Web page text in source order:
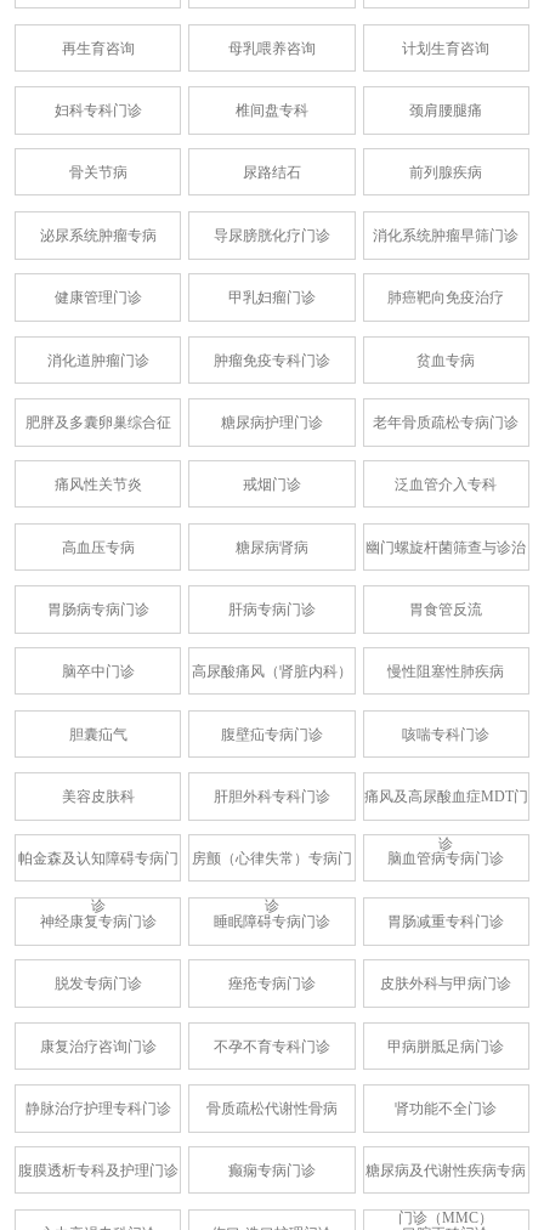
再生育咨询 母乳喂养咨询 计划生育咨询
妇科专科门诊 椎间盘专科 颈肩腰腿痛
骨关节病 尿路结石 前列腺疾病
泌尿系统肿瘤专病 导尿膀胱化疗门诊 消化系统肿瘤早筛门诊
健康管理门诊 甲乳妇瘤门诊 肺癌靶向免疫治疗
消化道肿瘤门诊 肿瘤免疫专科门诊 贫血专病
肥胖及多囊卵巢综合征 糖尿病护理门诊 老年骨质疏松专病门诊
痛风性关节炎 戒烟门诊 泛血管介入专科
高血压专病 糖尿病肾病 幽门螺旋杆菌筛查与诊治
胃肠病专病门诊 肝病专病门诊 胃食管反流
脑卒中门诊 高尿酸痛风（肾脏内科） 慢性阻塞性肺疾病
胆囊疝气 腹壁疝专病门诊 咳喘专科门诊
美容皮肤科 肝胆外科专科门诊 痛风及高尿酸血症MDT门
诊
帕金森及认知障碍专病门
诊
房颤（心律失常）专病门
诊
脑血管病专病门诊
神经康复专病门诊 睡眠障碍专病门诊 胃肠减重专科门诊
脱发专病门诊 痤疮专病门诊 皮肤外科与甲病门诊
康复治疗咨询门诊 不孕不育专科门诊 甲病胼胝足病门诊
静脉治疗护理专科门诊 骨质疏松代谢性骨病 肾功能不全门诊
腹膜透析专科及护理门诊 癫痫专病门诊 糖尿病及代谢性疾病专病
门诊（MMC）